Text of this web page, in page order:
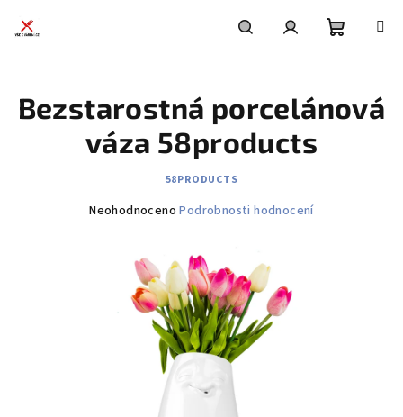
košík
Bezstarostná porcelánová
váza 58products
58PRODUCTS
Průměrné
Neohodnoceno Podrobnosti hodnocení